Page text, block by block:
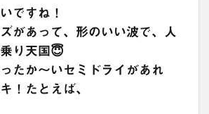
ですね！
があって、形のいい波で、人
り天国😇
たか〜いセミドライがあれ
！たとえば、